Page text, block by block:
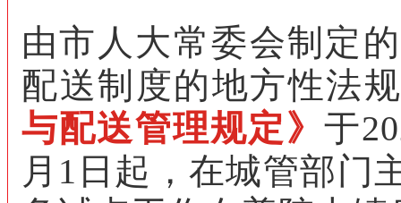
由市人大常委会制定
配送制度的地方性法
与配送管理规定》 于
月1日起，在城管部门